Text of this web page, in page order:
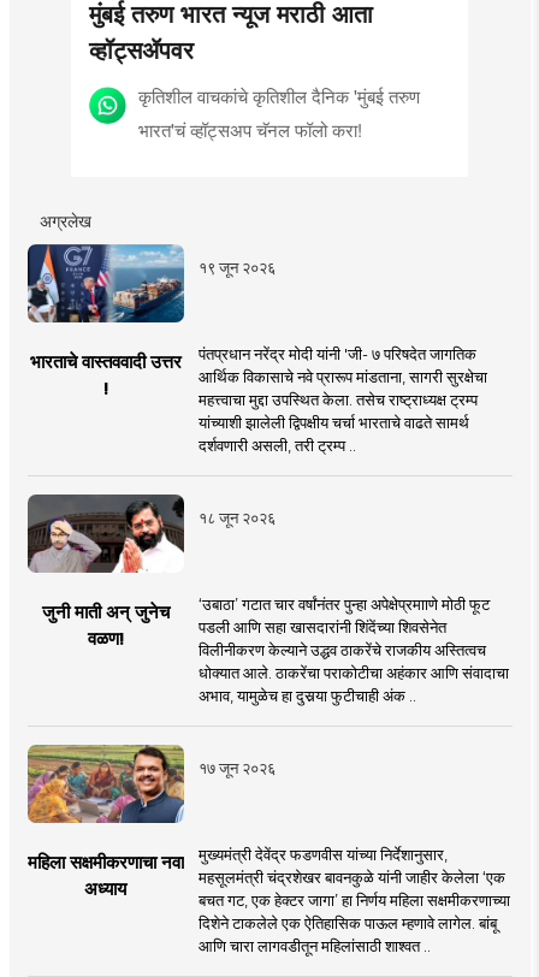
मुंबई तरुण भारत न्यूज मराठी आता
व्हॉट्सॲपवर
कृतिशील वाचकांचे कृतिशील दैनिक 'मुंबई तरुण
भारत'चं व्हॉट्सअप चॅनल फॉलो करा!
अग्रलेख
१९ जून २०२६
भारताचे वास्तववादी उत्तर
!
पंतप्रधान नरेंद्र मोदी यांनी 'जी- ७ परिषदेत जागतिक
आर्थिक विकासाचे नवे प्रारूप मांडताना, सागरी सुरक्षेचा
महत्त्वाचा मुद्दा उपस्थित केला. तसेच राष्ट्राध्यक्ष ट्रम्प
यांच्याशी झालेली द्विपक्षीय चर्चा भारताचे वाढते सामर्थ
दर्शवणारी असली, तरी ट्रम्प ..
१८ जून २०२६
जुनी माती अन् जुनेच
वळण!
‘उबाठा’ गटात चार वर्षांनंतर पुन्हा अपेक्षेप्रमााणे मोठी फूट
पडली आणि सहा खासदारांनी शिंदेंच्या शिवसेनेत
विलीनीकरण केल्याने उद्धव ठाकरेंचे राजकीय अस्तित्वच
धोक्यात आले. ठाकरेंचा पराकोटीचा अहंकार आणि संवादाचा
अभाव, यामुळेच हा दुसर्‍या फुटीचाही अंक ..
१७ जून २०२६
महिला सक्षमीकरणाचा नवा
अध्याय
मुख्यमंत्री देवेंद्र फडणवीस यांच्या निर्देशानुसार,
महसूलमंत्री चंद्रशेखर बावनकुळे यांनी जाहीर केलेला ‘एक
बचत गट, एक हेक्टर जागा’ हा निर्णय महिला सक्षमीकरणाच्या
दिशेने टाकलेले एक ऐतिहासिक पाऊल म्हणावे लागेल. बांबू
आणि चारा लागवडीतून महिलांसाठी शाश्वत ..